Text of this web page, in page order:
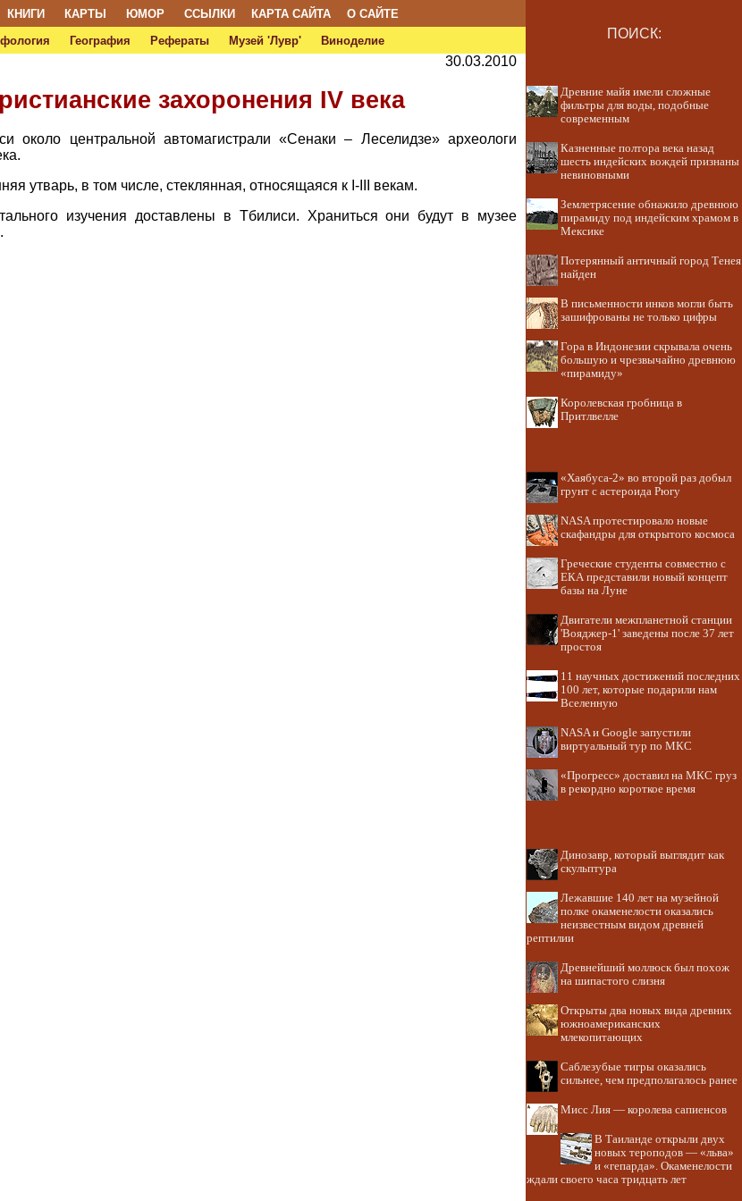
КНИГИ КАРТЫ ЮМОР ССЫЛКИ КАРТА САЙТА
О САЙТЕ
География Рефераты Музей 'Лувр' Виноделие ПОИСК:
30.03.2010
захоронения IV века
около центральной автомагистрали «Сенаки – Леселидзе» археологи
утварь, в том числе, стеклянная, относящаяся к I-III векам.
изучения доставлены в Тбилиси. Храниться они будут в музее
Древние майя имели сложные
фильтры для воды, подобные
современным
Казненные полтора века назад
шесть индейских вождей признаны
невиновными
Землетрясение обнажило древнюю
пирамиду под индейским храмом в
Мексике
Потерянный античный город Тенея
найден
В письменности инков могли быть
зашифрованы не только цифры
Гора в Индонезии скрывала очень
большую и чрезвычайно древнюю
«пирамиду»
Королевская гробница в
Притлвелле
«Хаябуса-2» во второй раз добыл
грунт с астероида Рюгу
NASA протестировало новые
скафандры для открытого космоса
Греческие студенты совместно с
ЕКА представили новый концепт
базы на Луне
Двигатели межпланетной станции
'Вояджер-1' заведены после 37 лет
простоя
11 научных достижений последних
100 лет, которые подарили нам
Вселенную
NASA и Google запустили
виртуальный тур по МКС
«Прогресс» доставил на МКС груз
в рекордно короткое время
Динозавр, который выглядит как
скульптура
Лежавшие 140 лет на музейной
полке окаменелости оказались
неизвестным видом древней
рептилии
Древнейший моллюск был похож
на шипастого слизня
Открыты два новых вида древних
южноамериканских
млекопитающих
Саблезубые тигры оказались
сильнее, чем предполагалось ранее
Мисс Лия — королева сапиенсов
В Таиланде открыли двух
новых тероподов — «льва»
и «гепарда». Окаменелости
ждали своего часа тридцать лет